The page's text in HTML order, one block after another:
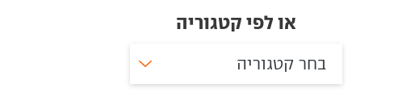
או לפי קטגוריה
בחר קטגוריה